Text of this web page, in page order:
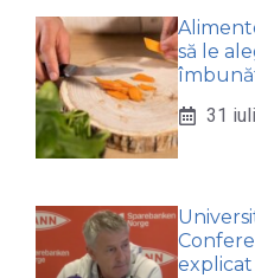
să le
31